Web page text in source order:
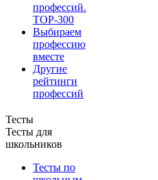
профессий.
TOP-300
Выбираем
профессию
вместе
Другие
рейтинги
профессий
Тесты
Тесты для
школьников
Тесты по